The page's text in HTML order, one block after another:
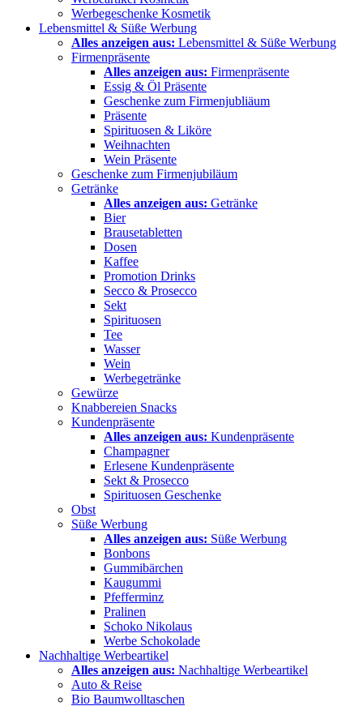
Werbegeschenke Kosmetik
Lebensmittel & Süße Werbung
Alles anzeigen aus: Lebensmittel & Süße Werbung
Firmenpräsente
Alles anzeigen aus: Firmenpräsente
Essig & Öl Präsente
Geschenke zum Firmenjubliäum
Präsente
Spirituosen & Liköre
Weihnachten
Wein Präsente
Geschenke zum Firmenjubiläum
Getränke
Alles anzeigen aus: Getränke
Bier
Brausetabletten
Dosen
Kaffee
Promotion Drinks
Secco & Prosecco
Sekt
Spirituosen
Tee
Wasser
Wein
Werbegetränke
Gewürze
Knabbereien Snacks
Kundenpräsente
Alles anzeigen aus: Kundenpräsente
Champagner
Erlesene Kundenpräsente
Sekt & Prosecco
Spirituosen Geschenke
Obst
Süße Werbung
Alles anzeigen aus: Süße Werbung
Bonbons
Gummibärchen
Kaugummi
Pfefferminz
Pralinen
Schoko Nikolaus
Werbe Schokolade
Nachhaltige Werbeartikel
Alles anzeigen aus: Nachhaltige Werbeartikel
Auto & Reise
Bio Baumwolltaschen